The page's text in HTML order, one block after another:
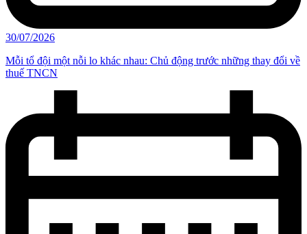
30/07/2026
Mỗi tổ đội một nỗi lo khác nhau: Chủ động trước những thay đổi về
thuế TNCN